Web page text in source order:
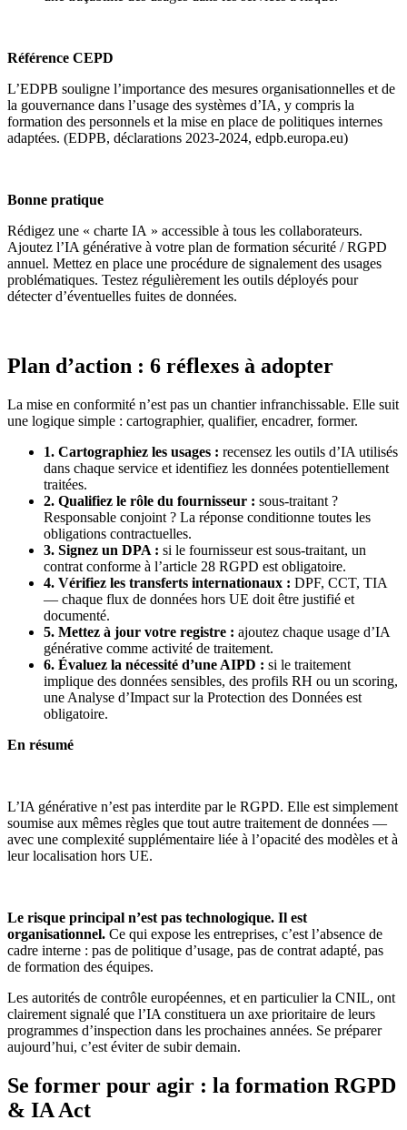
Référence CEPD
L’EDPB souligne l’importance des mesures organisationnelles et de
la gouvernance dans l’usage des systèmes d’IA, y compris la
formation des personnels et la mise en place de politiques internes
adaptées. (EDPB, déclarations 2023-2024, edpb.europa.eu)
Bonne pratique
Rédigez une « charte IA » accessible à tous les collaborateurs.
Ajoutez l’IA générative à votre plan de formation sécurité / RGPD
annuel. Mettez en place une procédure de signalement des usages
problématiques. Testez régulièrement les outils déployés pour
détecter d’éventuelles fuites de données.
Plan d’action : 6 réflexes à adopter
La mise en conformité n’est pas un chantier infranchissable. Elle suit
une logique simple : cartographier, qualifier, encadrer, former.
1. Cartographiez les usages : recensez les outils d’IA utilisés
dans chaque service et identifiez les données potentiellement
traitées.
2. Qualifiez le rôle du fournisseur : sous-traitant ?
Responsable conjoint ? La réponse conditionne toutes les
obligations contractuelles.
3. Signez un DPA : si le fournisseur est sous-traitant, un
contrat conforme à l’article 28 RGPD est obligatoire.
4. Vérifiez les transferts internationaux : DPF, CCT, TIA
— chaque flux de données hors UE doit être justifié et
documenté.
5. Mettez à jour votre registre : ajoutez chaque usage d’IA
générative comme activité de traitement.
6. Évaluez la nécessité d’une AIPD : si le traitement
implique des données sensibles, des profils RH ou un scoring,
une Analyse d’Impact sur la Protection des Données est
obligatoire.
En résumé
L’IA générative n’est pas interdite par le RGPD. Elle est simplement
soumise aux mêmes règles que tout autre traitement de données —
avec une complexité supplémentaire liée à l’opacité des modèles et à
leur localisation hors UE.
Le risque principal n’est pas technologique. Il est
organisationnel. Ce qui expose les entreprises, c’est l’absence de
cadre interne : pas de politique d’usage, pas de contrat adapté, pas
de formation des équipes.
Les autorités de contrôle européennes, et en particulier la CNIL, ont
clairement signalé que l’IA constituera un axe prioritaire de leurs
programmes d’inspection dans les prochaines années. Se préparer
aujourd’hui, c’est éviter de subir demain.
Se former pour agir : la formation RGPD
& IA Act